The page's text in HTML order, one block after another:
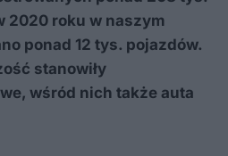
2020 roku w naszym
ponad 12 tys. pojazdów.
stanowiły
wśród nich także auta